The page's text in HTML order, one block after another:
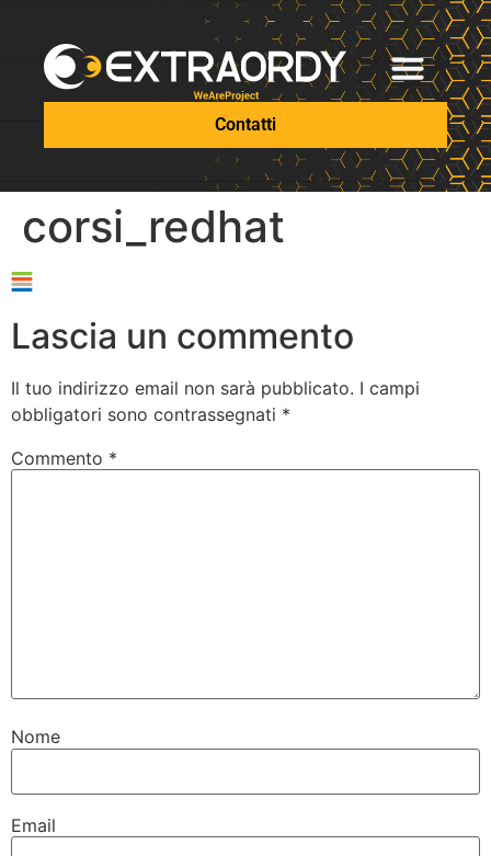
Contatti
corsi_redhat
Lascia un commento
Il tuo indirizzo email non sarà pubblicato. I campi
obbligatori sono contrassegnati *
Commento *
Nome
Email